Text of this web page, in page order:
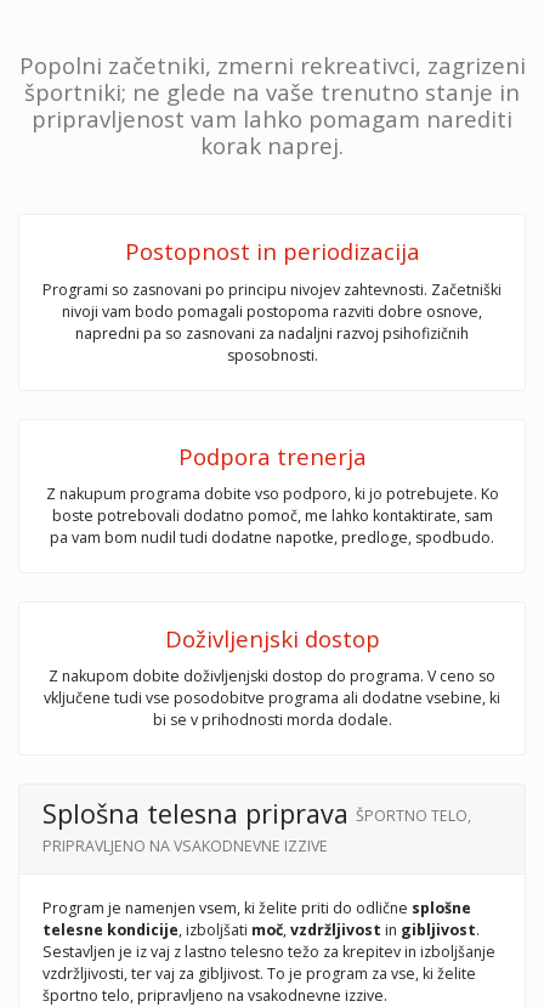
Popolni začetniki, zmerni rekreativci, zagrizeni
športniki; ne glede na vaše trenutno stanje in
pripravljenost vam lahko pomagam narediti
korak naprej.
Postopnost in periodizacija
Programi so zasnovani po principu nivojev zahtevnosti. Začetniški
nivoji vam bodo pomagali postopoma razviti dobre osnove,
napredni pa so zasnovani za nadaljni razvoj psihofizičnih
sposobnosti.
Podpora trenerja
Z nakupum programa dobite vso podporo, ki jo potrebujete. Ko
boste potrebovali dodatno pomoč, me lahko kontaktirate, sam
pa vam bom nudil tudi dodatne napotke, predloge, spodbudo.
Doživljenjski dostop
Z nakupom dobite doživljenjski dostop do programa. V ceno so
vključene tudi vse posodobitve programa ali dodatne vsebine, ki
bi se v prihodnosti morda dodale.
Splošna telesna priprava ŠPORTNO TELO,
PRIPRAVLJENO NA VSAKODNEVNE IZZIVE
Program je namenjen vsem, ki želite priti do odlične splošne
telesne kondicije, izboljšati moč,vzdržljivost in gibljivost.
Sestavljen je iz vaj z lastno telesno težo za krepitev in izboljšanje
vzdržljivosti, ter vaj za gibljivost. To je program za vse, ki želite
športno telo, pripravljeno na vsakodnevne izzive.